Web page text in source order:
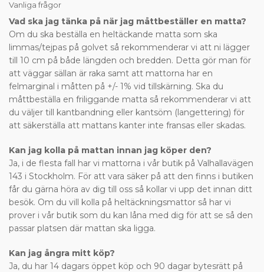
Vanliga frågor
Vad ska jag tänka på när jag måttbeställer en matta?
Om du ska beställa en heltäckande matta som ska
limmas/tejpas på golvet så rekommenderar vi att ni lägger
till 10 cm på både längden och bredden. Detta gör man för
att väggar sällan är raka samt att mattorna har en
felmarginal i måtten på +/- 1% vid tillskärning. Ska du
måttbeställa en friliggande matta så rekommenderar vi att
du väljer till kantbandning eller kantsöm (langettering) för
att säkerställa att mattans kanter inte fransas eller skadas.
Kan jag kolla på mattan innan jag köper den?
Ja, i de flesta fall har vi mattorna i vår butik på Valhallavägen
143 i Stockholm. För att vara säker på att den finns i butiken
får du gärna höra av dig till oss så kollar vi upp det innan ditt
besök. Om du vill kolla på heltäckningsmattor så har vi
prover i vår butik som du kan låna med dig för att se så den
passar platsen där mattan ska ligga.
Kan jag ångra mitt köp?
Ja, du har 14 dagars öppet köp och 90 dagar bytesrätt på